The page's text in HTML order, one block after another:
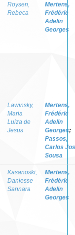
Roysen,
Rebeca
Mertens,
Frédéric
Adelin
Georges
Lawinsky,
Maria
Luiza de
Jesus
Mertens,
Frédéric
Adelin
Georges;
Passos,
Carlos
Sousa
Kasanoski,
Daniesse
Sannara
Mertens,
Frédéric
Adelin
Georges